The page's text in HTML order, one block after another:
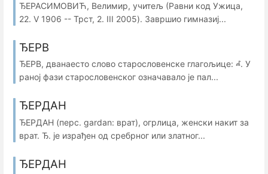
ЂЕРАСИМОВИЋ, Велимир, учитељ (Равни код Ужица,
22. V 1906 -- Трст, 2. III 2005). Завршио гимназиј...
ЂЕРВ
ЂЕРВ, дванаесто слово старословенске глагољице: ⰼ. У
раној фази старословенског означавало је пал...
ЂЕРДАН
ЂЕРДАН (перс. gardan: врат), огрлица, женски накит за
врат. Ђ. је израђен од сребрног или златног...
ЂЕРДАН